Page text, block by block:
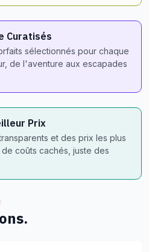
Curatisés
sélectionnés pour chaque
de l'aventure aux escapades
Prix
et des prix les plus
de coûts cachés, juste des